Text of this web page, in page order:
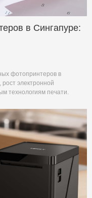
в Сингапуре:
фотопринтеров в
электронной
технологиям печати.